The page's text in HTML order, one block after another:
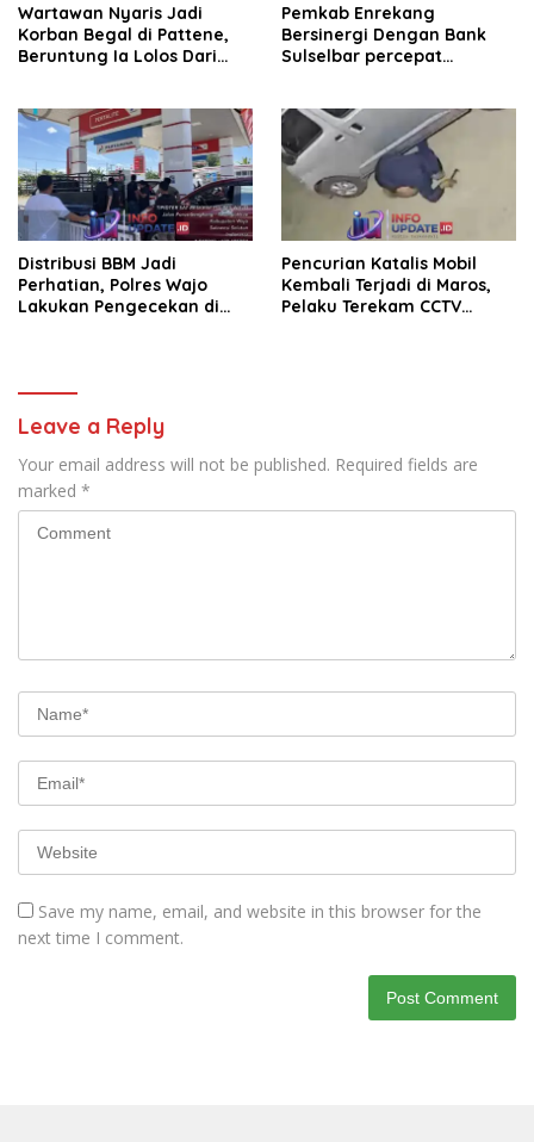
Wartawan Nyaris Jadi
Korban Begal di Pattene,
Beruntung Ia Lolos Dari
Pemkab Enrekang
Bersinergi Dengan Bank
Sulselbar percepat
Lampu Hias
Distribusi BBM Jadi
Perhatian, Polres Wajo
Lakukan Pengecekan di
Pencurian Katalis Mobil
Kembali Terjadi di Maros,
Pelaku Terekam CCTV
Leave a Reply
Your email address will not be published. Required fields are
marked *
Save my name, email, and website in this browser for the
next time I comment.